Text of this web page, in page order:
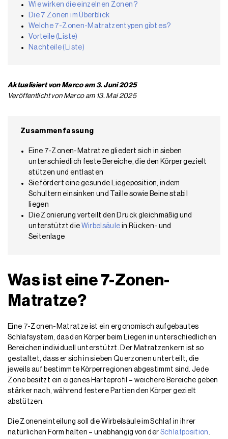
Wie wirken die einzelnen Zonen?
Die 7 Zonen im Überblick
Welche 7-Zonen-Matratzentypen gibt es?
Vorteile (Liste)
Nachteile (Liste)
Aktualisiert von Marco am 3. Juni 2025
Veröffentlicht von Marco am 13. Mai 2025
Zusammenfassung
Eine 7-Zonen-Matratze gliedert sich in sieben
unterschiedlich feste Bereiche, die den Körper gezielt
stützen und entlasten
Sie fördert eine gesunde Liegeposition, indem
Schultern einsinken und Taille sowie Beine stabil
liegen
Die Zonierung verteilt den Druck gleichmäßig und
unterstützt die Wirbelsäule in Rücken- und
Seitenlage
Was ist eine 7-Zonen-
Matratze?
Eine 7-Zonen-Matratze ist ein ergonomisch aufgebautes
Schlafsystem, das den Körper beim Liegen in unterschiedlichen
Bereichen individuell unterstützt. Der Matratzenkern ist so
gestaltet, dass er sich in sieben Querzonen unterteilt, die
jeweils auf bestimmte Körperregionen abgestimmt sind. Jede
Zone besitzt ein eigenes Härteprofil – weichere Bereiche geben
stärker nach, während festere Partien den Körper gezielt
abstützen.
Die Zoneneinteilung soll die Wirbelsäule im Schlaf in ihrer
natürlichen Form halten – unabhängig von der Schlafposition.